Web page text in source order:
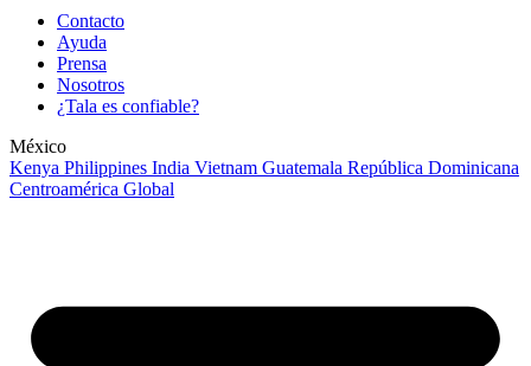
Contacto
Ayuda
Prensa
Nosotros
¿Tala es confiable?
México
Kenya Philippines India Vietnam Guatemala República Dominicana
Centroamérica Global